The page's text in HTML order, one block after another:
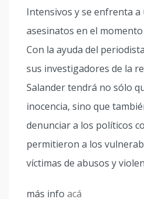
Intensivos y se enfrenta
asesinatos en el
Con la ayuda del
sus investigadores de la
Salander tendrá no sólo
inocencia, sino que
denunciar a los políticos
permitieron a los
víctimas de abusos y
más info acá